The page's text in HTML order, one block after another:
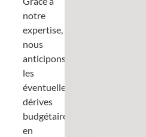
notre
expertise,
nous
anticipons
les
éventuelles
dérives
budgétaires
en